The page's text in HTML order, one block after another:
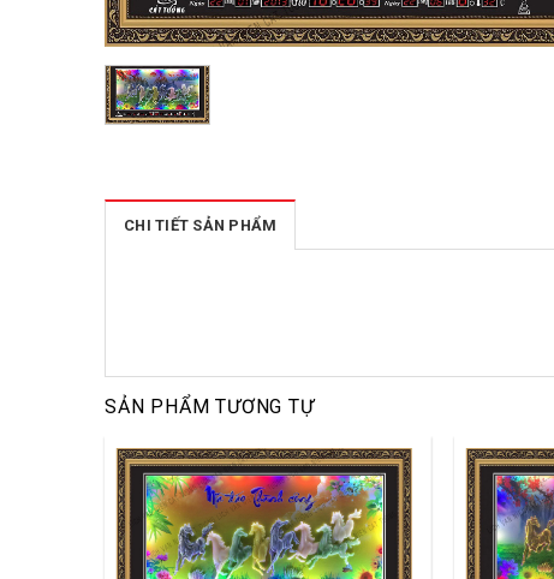
CHI TIẾT SẢN PHẨM
SẢN PHẨM TƯƠNG TỰ